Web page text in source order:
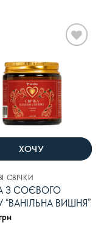
ХОЧУ
бажань
СВІЧКИ
З СОЄВОГО
“ВАНІЛЬНА ВИШНЯ”